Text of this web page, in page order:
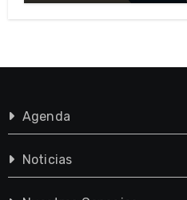
Agenda
Noticias